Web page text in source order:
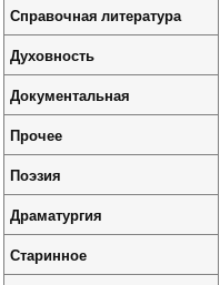
Справочная литература
Духовность
Документальная
Прочее
Поэзия
Драматургия
Старинное